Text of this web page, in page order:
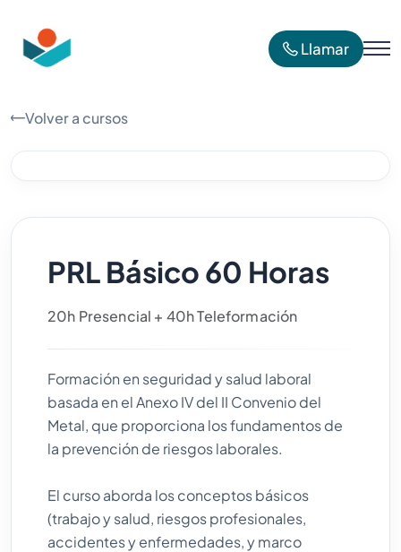
Llamar
Volver a cursos
PRL Básico 60 Horas
20h Presencial + 40h Teleformación
Formación en seguridad y salud laboral
basada en el Anexo IV del II Convenio del
Metal, que proporciona los fundamentos de
la prevención de riesgos laborales.
El curso aborda los conceptos básicos
(trabajo y salud, riesgos profesionales,
accidentes y enfermedades, y marco